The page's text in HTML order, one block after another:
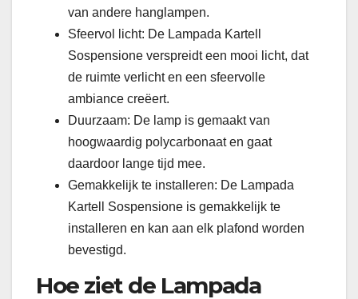
van andere hanglampen.
Sfeervol licht: De Lampada Kartell
Sospensione verspreidt een mooi licht, dat
de ruimte verlicht en een sfeervolle
ambiance creëert.
Duurzaam: De lamp is gemaakt van
hoogwaardig polycarbonaat en gaat
daardoor lange tijd mee.
Gemakkelijk te installeren: De Lampada
Kartell Sospensione is gemakkelijk te
installeren en kan aan elk plafond worden
bevestigd.
Hoe ziet de Lampada